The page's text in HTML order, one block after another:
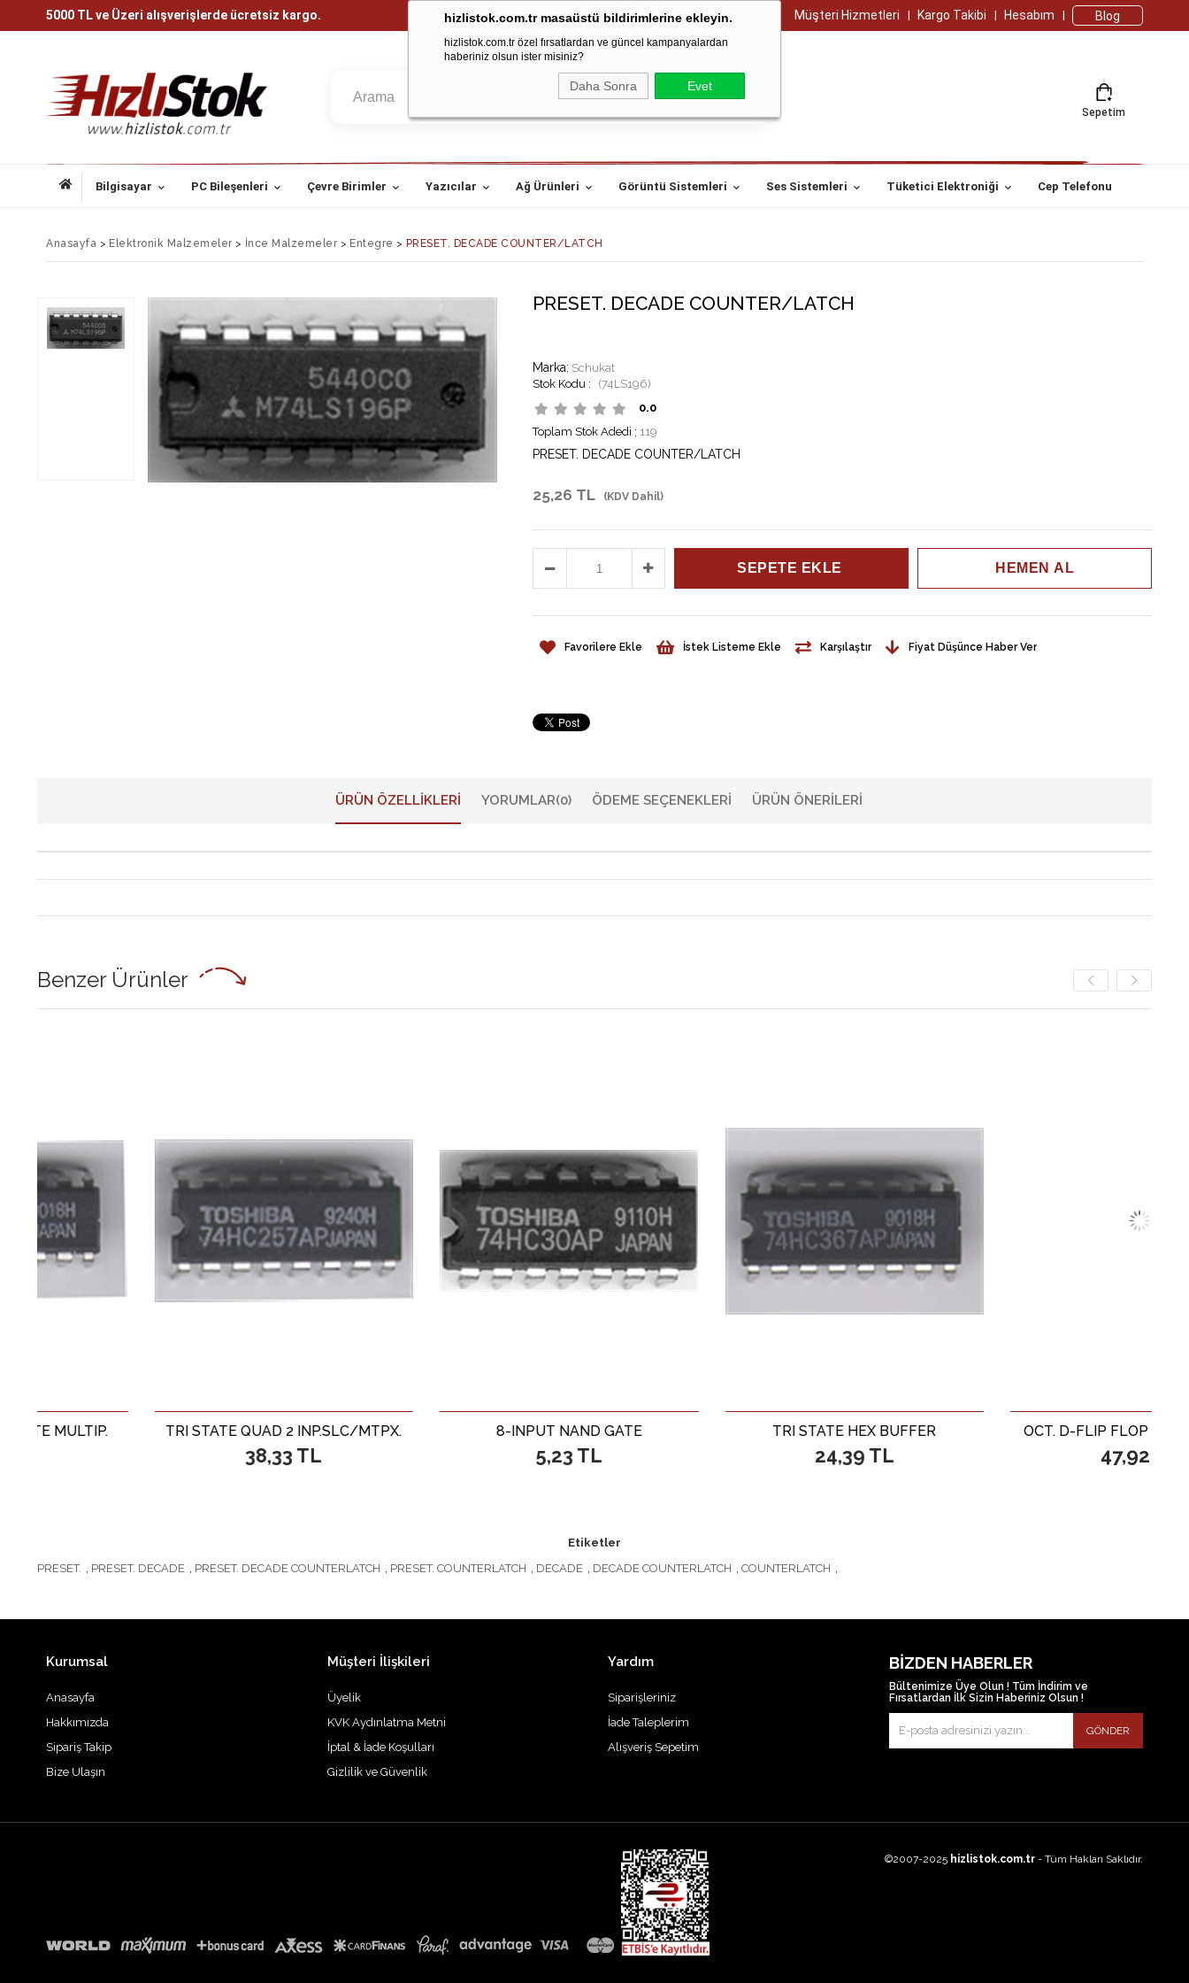
hizlistok.com.tr masaüstü bildirimlerine ekleyin.
hizlistok.com.tr özel fırsatlardan ve güncel kampanyalardan
haberiniz olsun ister misiniz?
Daha Sonra Evet
5000 TL ve Üzeri alışverişlerde ücretsiz kargo. Müşteri Hizmetleri Kargo Takibi Hesabım Blog
Sepetim
Bilgisayar PC Bileşenleri Çevre Birimler Yazıcılar Ağ Ürünleri Görüntü Sistemleri Ses Sistemleri Tüketici Elektroniği Cep Telefonu
Anasayfa > Elektronik Malzemeler> İnce Malzemeler> Entegre > PRESET. DECADE COUNTER/LATCH
Marka: Schukat
PRESET. DECADE COUNTER/LATCH
(74LS196)
0.0
Toplam Stok Adedi : 119
PRESET. DECADE COUNTER/LATCH
25,26 TL (KDV Dahil)
Favorilere Ekle İstek Listeme Ekle Karşılaştır Fiyat Düşünce Haber Ver
ÜRÜN ÖZELLIKLERI YORUMLAR(0) ÖDEME SEÇENEKLERI ÜRÜN ÖNERILERI
Benzer Ürünler
TRI STATE QUAD 2 INP.SLC/MTPX. 8-INPUT NAND GATE TRI STATE HEX BUFFER OCT. D-FLIP FLOP PET TRI STATE
Etiketler
PRESET.
PRESET. DECADE PRESET. DECADE COUNTERLATCH PRESET. COUNTERLATCH DECADE DECADE COUNTERLATCH COUNTERLATCH
Kurumsal
Anasayfa
Hakkımızda
Sipariş Takip
Bize Ulaşın
Müşteri İlişkileri
Üyelik
KVK Aydınlatma Metni
İptal & İade Koşulları
Gizlilik ve Güvenlik
Yardım
Siparişleriniz
İade Taleplerim
Alışveriş Sepetim
BIZDEN HABERLER
Bültenimize Üye Olun ! Tüm İndirim ve
Fırsatlardan İlk Sizin Haberiniz Olsun !
GÖNDER
©2007-2025 hizlistok.com.tr - Tüm Hakları Saklıdır.